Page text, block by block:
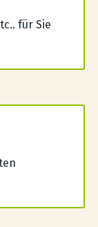
für Sie